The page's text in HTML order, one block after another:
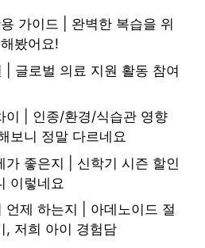
가이드 | 완벽한 복습을 위
봤어요!
| 글로벌 의료 지원 활동 참여
이 | 인종/환경/식습관 영향
보니 정말 다르네요
가 좋은지 | 신학기 시즌 할인
이렇네요
언제 하는지 | 아데노이드 절
, 저희 아이 경험담